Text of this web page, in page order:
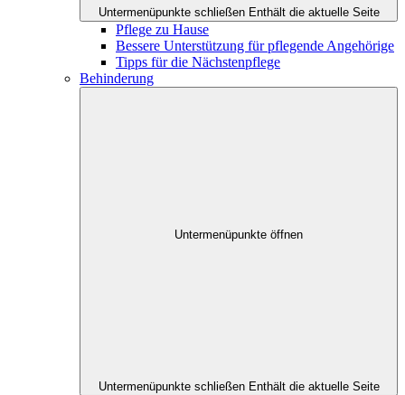
Untermenüpunkte schließen Enthält die aktuelle Seite
Pflege zu Hause
Bessere Unterstützung für pflegende Angehörige
Tipps für die Nächstenpflege
Behinderung
Untermenüpunkte öffnen
Untermenüpunkte schließen Enthält die aktuelle Seite